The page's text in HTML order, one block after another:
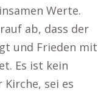
Werte.
ab, dass der
und Frieden mit
Es ist kein
sei es